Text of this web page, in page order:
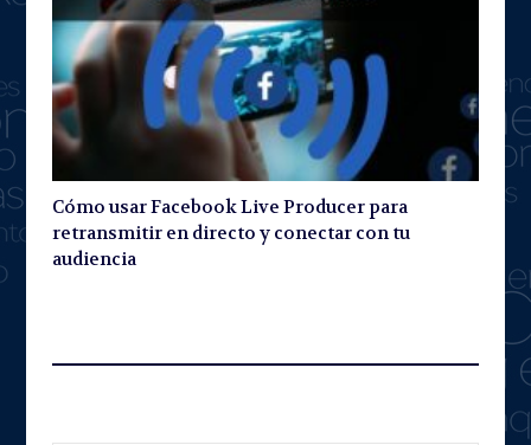
Cómo usar Facebook Live Producer para
retransmitir en directo y conectar con tu
audiencia